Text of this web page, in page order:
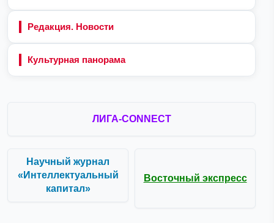
Редакция. Новости
Культурная панорама
ЛИГА-CONNECT
Научный журнал
«Интеллектуальный
капитал»
Восточный экспресс